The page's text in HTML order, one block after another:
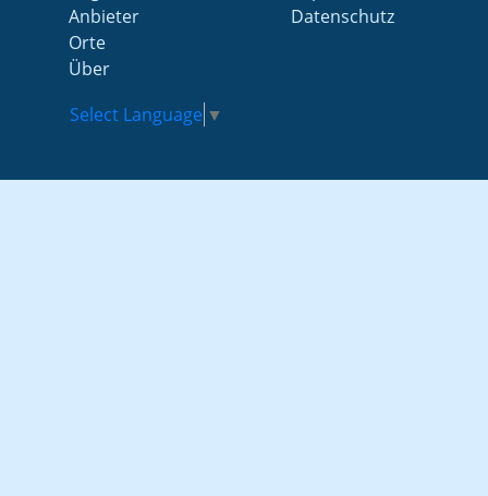
Anbieter
Orte
Über
Datenschutz
Select Language ▼